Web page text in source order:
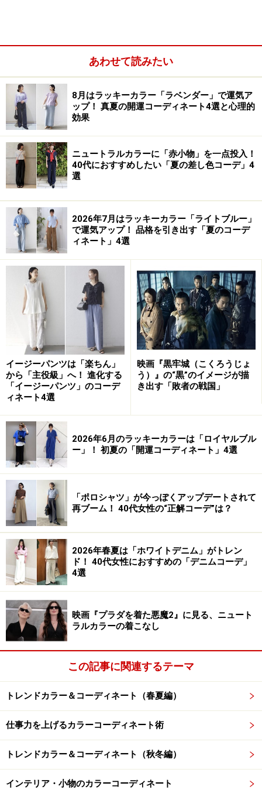
られるため、他者像や世界観と影響し合っています。心
に思い描いたイメージに過ぎず、生物学的な根拠はあり
ませんが、本能に勝るとも劣らないくらい、私たちの現
実を強力に支配しているといえます。
セルフイメージ（自己像）は、他者像や世界観と相互に影響
しあっています。セルフイメージは、あなたをとりまく人や
環境を変える力を秘めています
一方で、自己像・他者像・世界観は、常に変化し続ける
ものでもあります。たとえば属する「組織」や「グルー
プ」が変われば、それに応じた変化も起こりうるでしょ
う。
セルフイメージには「私は社交的だ」「私は頭が良い」
というようにポジティブなものもあれば、「私は人前で
話すのが苦手だ」「私はモテない」というようにネガテ
ィブなものもあります。
ネガティブなセルフイメージを持つと、その人にとって
世界は過酷な場所となり、他者に対する恐怖心や不信感
にさいなまれます。反対に、ポジティブなセルフイメー
ジを持つと、その人にとって世界は明るくあたたかな場
所となり、他人を信頼し、思いやり、周囲に貢献できる
ようになります。 つまり、セルフイメージには現実を変
える力があるのです。
パーソナルカラー（その人に似合う色）と
は？
パーソナルカラーとは、その人に似合う色のこと。その人の
肌、瞳、髪の毛など、身体の色と調和し、その人をより魅力
的に見せてくれます
「私はブルーが似合う」「私はピンクが似合わない」と
いう、パーソナルカラー（似合う色）についての意識
も、セルフイメージのひとつです。
「なんとなくこの色が似合う気がするけど、本当はどう
なんだろう？」と思った方はぜひ、下記の記事をご覧く
ださい。
20秒で診断！パーソナルカラー(似合う色)診断 女性
20秒で診断！パーソナルカラー(似合う色)診断 男性
編
あわせて読みたい
8月はラッキーカラー「ラベンダー」で運気ア
ップ！ 真夏の開運コーディネート4選と心理的
効果
ニュートラルカラーに「赤小物」を一点投入！
40代におすすめしたい「夏の差し色コーデ」4
選
2026年7月はラッキーカラー「ライトブルー」
で運気アップ！ 品格を引き出す「夏のコーデ
ィネート」4選
イージーパンツは「楽ちん」
から「主役級」へ！ 進化する
「イージーパンツ」のコーデ
ィネート4選
映画『黒牢城（こくろうじょ
う）』の“黒”のイメージが描
き出す「敗者の戦国」
2026年6月のラッキーカラーは「ロイヤルブル
ー」！ 初夏の「開運コーディネート」4選
「ポロシャツ」が今っぽくアップデートされて
再ブーム！ 40代女性の“正解コーデ”は？
2026年春夏は「ホワイトデニム」がトレン
ド！ 40代女性におすすめの「デニムコーデ」
4選
映画『プラダを着た悪魔2』に見る、ニュート
ラルカラーの着こなし
この記事に関連するテーマ
トレンドカラー＆コーディネート（春夏編）
仕事力を上げるカラーコーディネート術
トレンドカラー＆コーディネート（秋冬編）
インテリア・小物のカラーコーディネート